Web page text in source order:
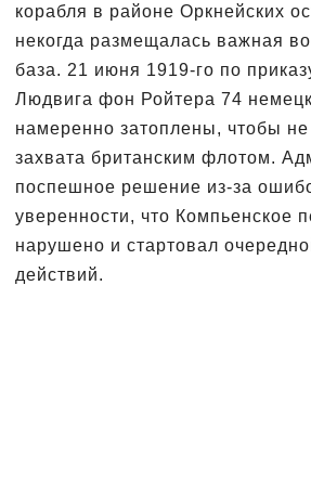
корабля в районе Оркнейских
некогда размещалась важная
база. 21 июня 1919-го по
Людвига фон Ройтера 74
намеренно затоплены, чтобы не
захвата британским флотом.
поспешное решение из-за
уверенности, что Компьенское
нарушено и стартовал
действий.